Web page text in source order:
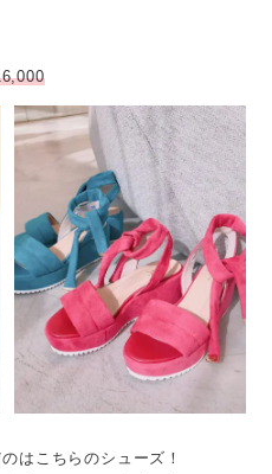
はこちらのシューズ！